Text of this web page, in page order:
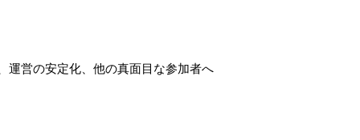
運営の安定化、他の真面目な参加者へ